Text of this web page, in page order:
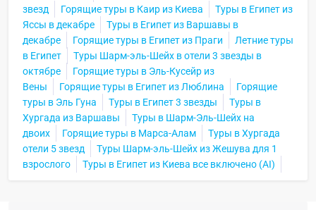
звезд
Горящие туры в Каир из Киева
Туры в Египет из
Яссы в декабре
Туры в Египет из Варшавы в
декабре
Горящие туры в Египет из Праги
Летние туры
в Египет
Туры Шарм-эль-Шейх в отели 3 звезды в
октябре
Горящие туры в Эль-Кусейр из
Вены
Горящие туры в Египет из Люблина
Горящие
туры в Эль Гуна
Туры в Египет 3 звезды
Туры в
Хургада из Варшавы
Туры в Шарм-Эль-Шейх на
двоих
Горящие туры в Марса-Алам
Туры в Хургада
отели 5 звезд
Туры Шарм-эль-Шейх из Жешува для 1
взрослого
Туры в Египет из Киева все включено (AI)